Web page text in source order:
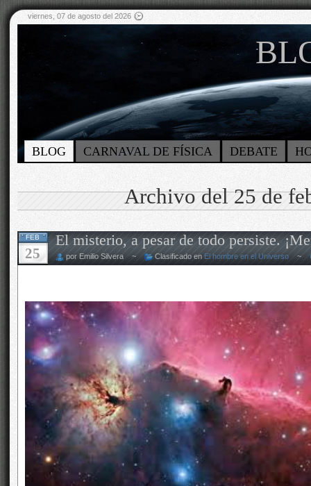
viernes, 07 de agosto del 2026
BLOG CARNAVAL DE FÍSICA DEBATE
Archivo del 25 de
FEB
25
El misterio, a pesar de todo persiste.
por Emilio Silvera ~ Clasificado en El hombre en el Universo~